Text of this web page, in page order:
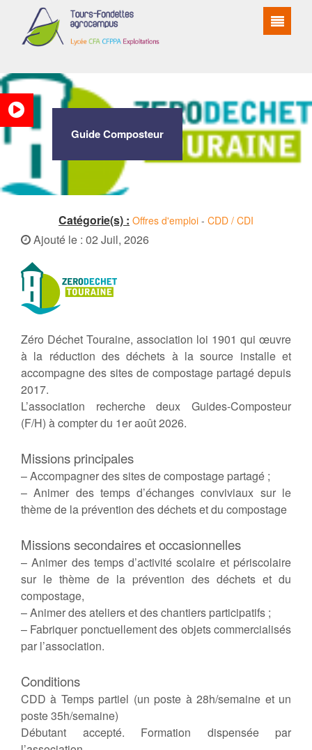
Guide Composteur
Catégorie(s) : Offres d'emploi - CDD / CDI
Ajouté le : 02 Juil, 2026
Zéro Déchet Touraine, association loi 1901 qui œuvre
à la réduction des déchets à la source installe et
accompagne des sites de compostage partagé depuis
2017.
L’association recherche deux Guides-Composteur
(F/H) à compter du 1er août 2026.
Missions principales
– Accompagner des sites de compostage partagé ;
– Animer des temps d’échanges conviviaux sur le
thème de la prévention des déchets et du compostage
Missions secondaires et occasionnelles
– Animer des temps d’activité scolaire et périscolaire
sur le thème de la prévention des déchets et du
compostage,
– Animer des ateliers et des chantiers participatifs ;
– Fabriquer ponctuellement des objets commercialisés
par l’association.
Conditions
CDD à Temps partiel (un poste à 28h/semaine et un
poste 35h/semaine)
Débutant accepté. Formation dispensée par